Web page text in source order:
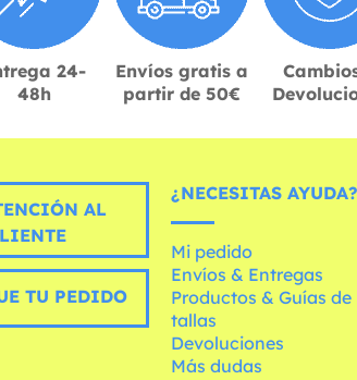
24-
48h
Envíos gratis a
partir de 50€
AL
TU PEDIDO
¿NECESITAS
Mi pedido
Envíos & Entregas
Productos & Guías de
tallas
Devoluciones
Más dudas